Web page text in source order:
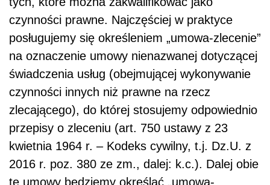
czynności prawne. Najczęściej w praktyce
posługujemy się określeniem „umowa-zlecenie”
na oznaczenie umowy nienazwanej dotyczącej
świadczenia usług (obejmującej wykonywanie
czynności innych niż prawne na rzecz
zlecającego), do której stosujemy odpowiednio
przepisy o zleceniu (art. 750 ustawy z 23
kwietnia 1964 r. – Kodeks cywilny, t.j. Dz.U. z
2016 r. poz. 380 ze zm., dalej: k.c.). Dalej obie
te umowy będziemy określać „umową-